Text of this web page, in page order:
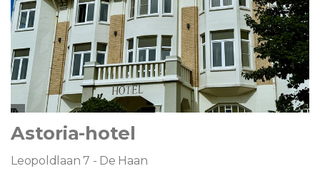
Astoria-hotel
Leopoldlaan 7 - De Haan